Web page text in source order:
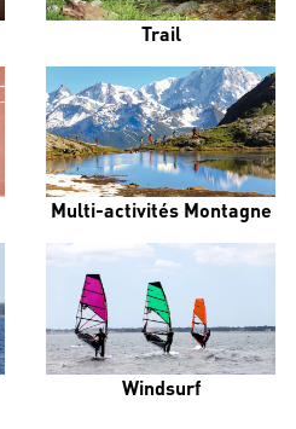
Trail
Multi-activités Montagne
Windsurf